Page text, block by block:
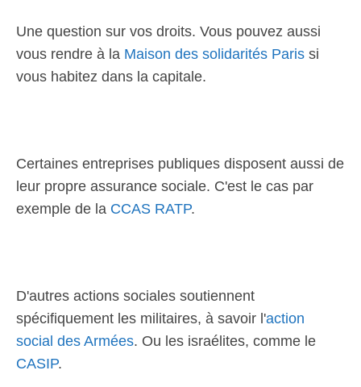
Une question sur vos droits. Vous pouvez aussi
vous rendre à la Maison des solidarités Paris si
vous habitez dans la capitale.
Certaines entreprises publiques disposent aussi de
leur propre assurance sociale. C'est le cas par
exemple de la CCAS RATP.
D'autres actions sociales soutiennent
spécifiquement les militaires, à savoir l'action
social des Armées. Ou les israélites, comme le
CASIP.